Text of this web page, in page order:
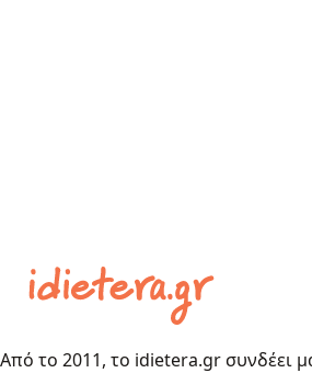
Από το 2011, το idietera.gr συνδέει